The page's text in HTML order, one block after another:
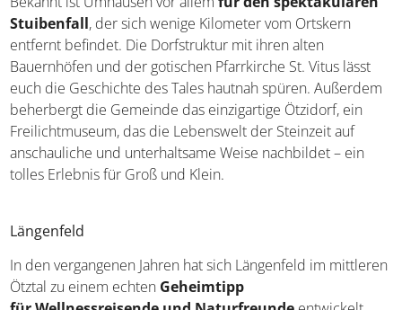
Metern bietet es einen wunderbaren Blick auf die
Umgebung.
Bekannt ist Umhausen vor allemfür den
spektakulären Stuibenfall, der sich wenige Kilometer
vom Ortskern entfernt befindet. Die Dorfstruktur mit
ihren alten Bauernhöfen und der gotischen Pfarrkirche St.
Vitus lässt euch die Geschichte des Tales hautnah spüren.
Steinzeit auf anschauliche und unterhaltsame Weise
nachbildet – ein tolles Erlebnis für Groß und Klein.